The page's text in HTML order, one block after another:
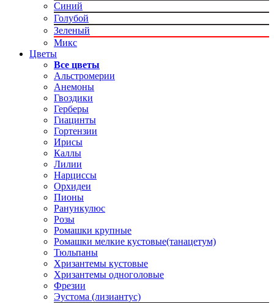
Синий
Голубой
Зеленый
Микс
Цветы
Все цветы
Альстромерии
Анемоны
Гвоздики
Герберы
Гиацинты
Гортензии
Ирисы
Каллы
Лилии
Нарциссы
Орхидеи
Пионы
Ранункулюс
Розы
Ромашки крупные
Ромашки мелкие кустовые(танацетум)
Тюльпаны
Хризантемы кустовые
Хризантемы одноголовые
Фрезии
Эустома (лизиантус)